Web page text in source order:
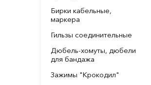
Бирки кабельные,
маркера
Гильзы соединительные
Дюбель-хомуты, дюбели
для бандажа
Зажимы "Крокодил"